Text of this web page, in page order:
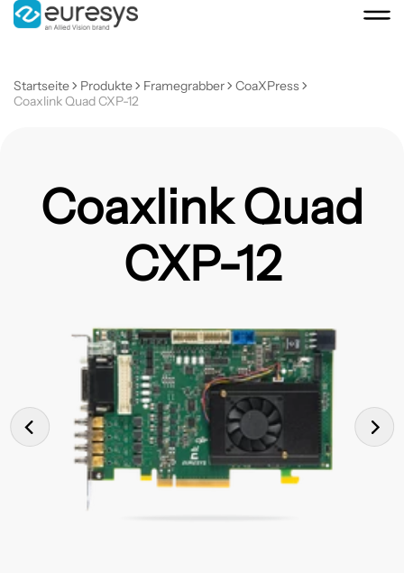
Startseite Produkte Framegrabber
CoaXPress
Coaxlink Quad CXP-12
Coaxlink Quad
CXP-12